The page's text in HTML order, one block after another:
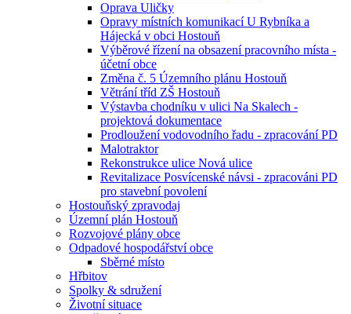
Oprava Uličky
Opravy místních komunikací U Rybníka a
Hájecká v obci Hostouň
Výběrové řízení na obsazení pracovního místa -
účetní obce
Změna č. 5 Územního plánu Hostouň
Větrání tříd ZŠ Hostouň
Výstavba chodníku v ulici Na Skalech -
projektová dokumentace
Prodloužení vodovodního řadu - zpracování PD
Malotraktor
Rekonstrukce ulice Nová ulice
Revitalizace Posvícenské návsi - zpracováni PD
pro stavební povolení
Hostouňský zpravodaj
Územní plán Hostouň
Rozvojové plány obce
Odpadové hospodářství obce
Sběrné místo
Hřbitov
Spolky & sdružení
Životní situace